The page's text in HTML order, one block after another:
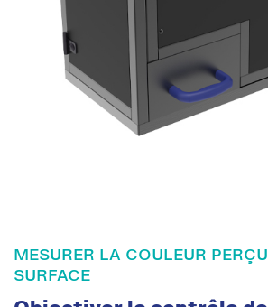
MESURER LA COULEUR
SURFACE